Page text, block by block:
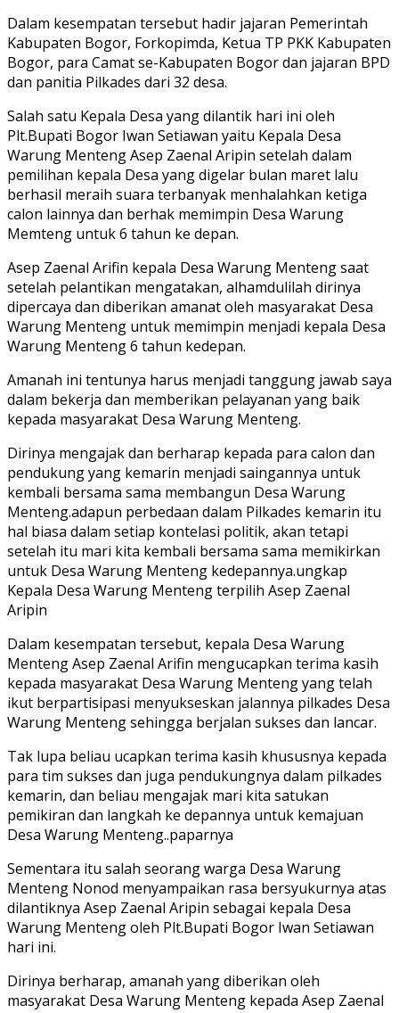
Dalam kesempatan tersebut hadir jajaran Pemerintah
Kabupaten Bogor, Forkopimda, Ketua TP PKK Kabupaten
Bogor, para Camat se-Kabupaten Bogor dan jajaran BPD
dan panitia Pilkades dari 32 desa.
Salah satu Kepala Desa yang dilantik hari ini oleh
Plt.Bupati Bogor Iwan Setiawan yaitu Kepala Desa
Warung Menteng Asep Zaenal Aripin setelah dalam
pemilihan kepala Desa yang digelar bulan maret lalu
berhasil meraih suara terbanyak menhalahkan ketiga
calon lainnya dan berhak memimpin Desa Warung
Memteng untuk 6 tahun ke depan.
Asep Zaenal Arifin kepala Desa Warung Menteng saat
setelah pelantikan mengatakan, alhamdulilah dirinya
dipercaya dan diberikan amanat oleh masyarakat Desa
Warung Menteng untuk memimpin menjadi kepala Desa
Warung Menteng 6 tahun kedepan.
Amanah ini tentunya harus menjadi tanggung jawab saya
dalam bekerja dan memberikan pelayanan yang baik
kepada masyarakat Desa Warung Menteng.
Dirinya mengajak dan berharap kepada para calon dan
pendukung yang kemarin menjadi saingannya untuk
kembali bersama sama membangun Desa Warung
Menteng.adapun perbedaan dalam Pilkades kemarin itu
hal biasa dalam setiap kontelasi politik, akan tetapi
setelah itu mari kita kembali bersama sama memikirkan
untuk Desa Warung Menteng kedepannya.ungkap
Kepala Desa Warung Menteng terpilih Asep Zaenal
Aripin
Dalam kesempatan tersebut, kepala Desa Warung
Menteng Asep Zaenal Arifin mengucapkan terima kasih
kepada masyarakat Desa Warung Menteng yang telah
ikut berpartisipasi menyukseskan jalannya pilkades Desa
Warung Menteng sehingga berjalan sukses dan lancar.
Tak lupa beliau ucapkan terima kasih khususnya kepada
para tim sukses dan juga pendukungnya dalam pilkades
kemarin, dan beliau mengajak mari kita satukan
pemikiran dan langkah ke depannya untuk kemajuan
Desa Warung Menteng..paparnya
Sementara itu salah seorang warga Desa Warung
Menteng Nonod menyampaikan rasa bersyukurnya atas
dilantiknya Asep Zaenal Aripin sebagai kepala Desa
Warung Menteng oleh Plt.Bupati Bogor Iwan Setiawan
hari ini.
Dirinya berharap, amanah yang diberikan oleh
masyarakat Desa Warung Menteng kepada Asep Zaenal